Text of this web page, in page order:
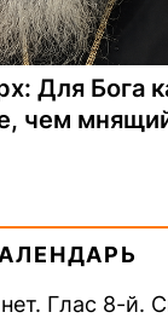
Для Бога
чем
Глас 8-й.